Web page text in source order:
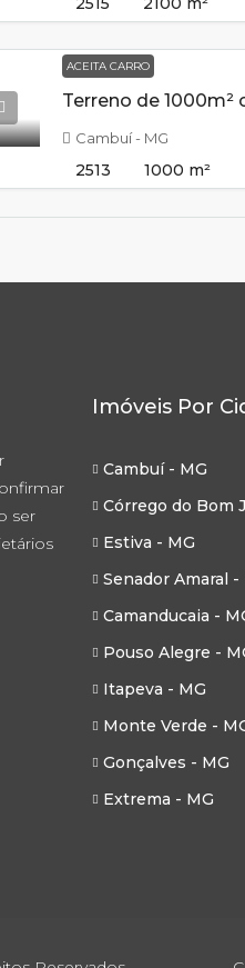
ACEITA CARRO
Cambuí - MG
2513 1000 m²
ser
Imóveis Por
Cambuí - MG
Córrego do Bom
Estiva - MG
Senador Amaral -
Camanducaia -
Pouso Alegre -
Itapeva - MG
Monte Verde -
Gonçalves - MG
Extrema - MG